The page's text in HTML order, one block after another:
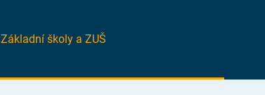
Základní školy a ZUŠ